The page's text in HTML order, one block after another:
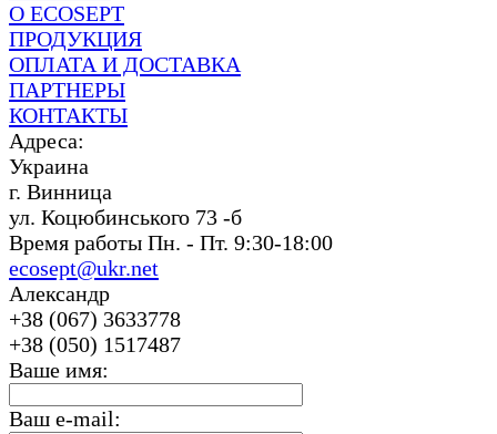
О ECOSEPT
ПРОДУКЦИЯ
ОПЛАТА И ДОСТАВКА
ПАРТНЕРЫ
КОНТАКТЫ
Адреса:
Украина
г. Винница
ул. Коцюбинського 73 -б
Время работы Пн. - Пт. 9:30-18:00
ecosept@ukr.net
Александр
+38 (067) 3633778
+38 (050) 1517487
Ваше имя:
Ваш e-mail: